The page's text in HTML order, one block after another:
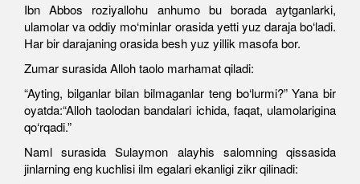
Ibn Abbos roziyallohu anhumo bu borada aytganlarki,
ulamolar va oddiy mo‘minlar orasida yetti yuz daraja bo‘ladi.
Har bir darajaning orasida besh yuz yillik masofa bor.
Zumar surasida Alloh taolo marhamat qiladi:
“Ayting, bilganlar bilan bilmaganlar teng bo‘lurmi?” Yana bir
oyatda:“Alloh taolodan bandalari ichida, faqat, ulamolarigina
qo‘rqadi.”
Naml surasida Sulaymon alayhis salomning qissasida
jinlarning eng kuchlisi ilm egalari ekanligi zikr qilinadi: